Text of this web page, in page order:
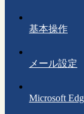
基本操作
メール設定
Microsoft